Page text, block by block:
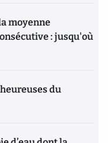
moyenne
: jusqu'où
du